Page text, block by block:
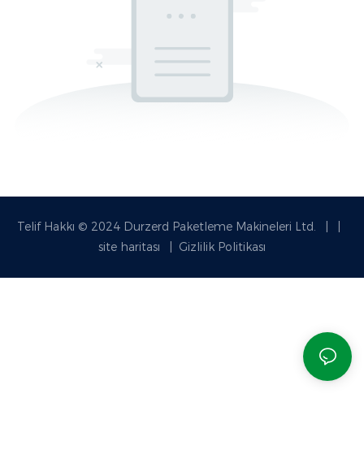
Telif Hakkı © 2024 Durzerd Paketleme Makineleri Ltd.
site haritası
Gizlilik Politikası